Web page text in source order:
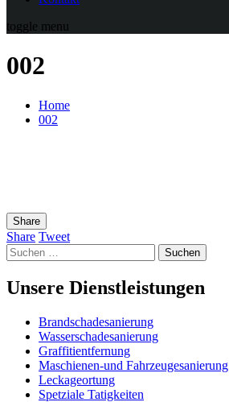
toggle menu
002
Home
002
Share
Share Tweet
Suchen
nach:
Unsere Dienstleistungen
Brandschadesanierung
Wasserschadesanierung
Graffitientfernung
Maschienen-und Fahrzeugesanierung
Leckageortung
Spetziale Tatigkeiten